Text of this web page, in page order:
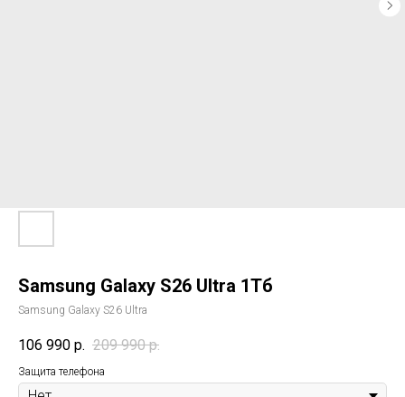
Samsung Galaxy S26 Ultra 1Тб
Samsung Galaxy S26 Ultra
106 990 р. 209 990 р.
Защита телефона